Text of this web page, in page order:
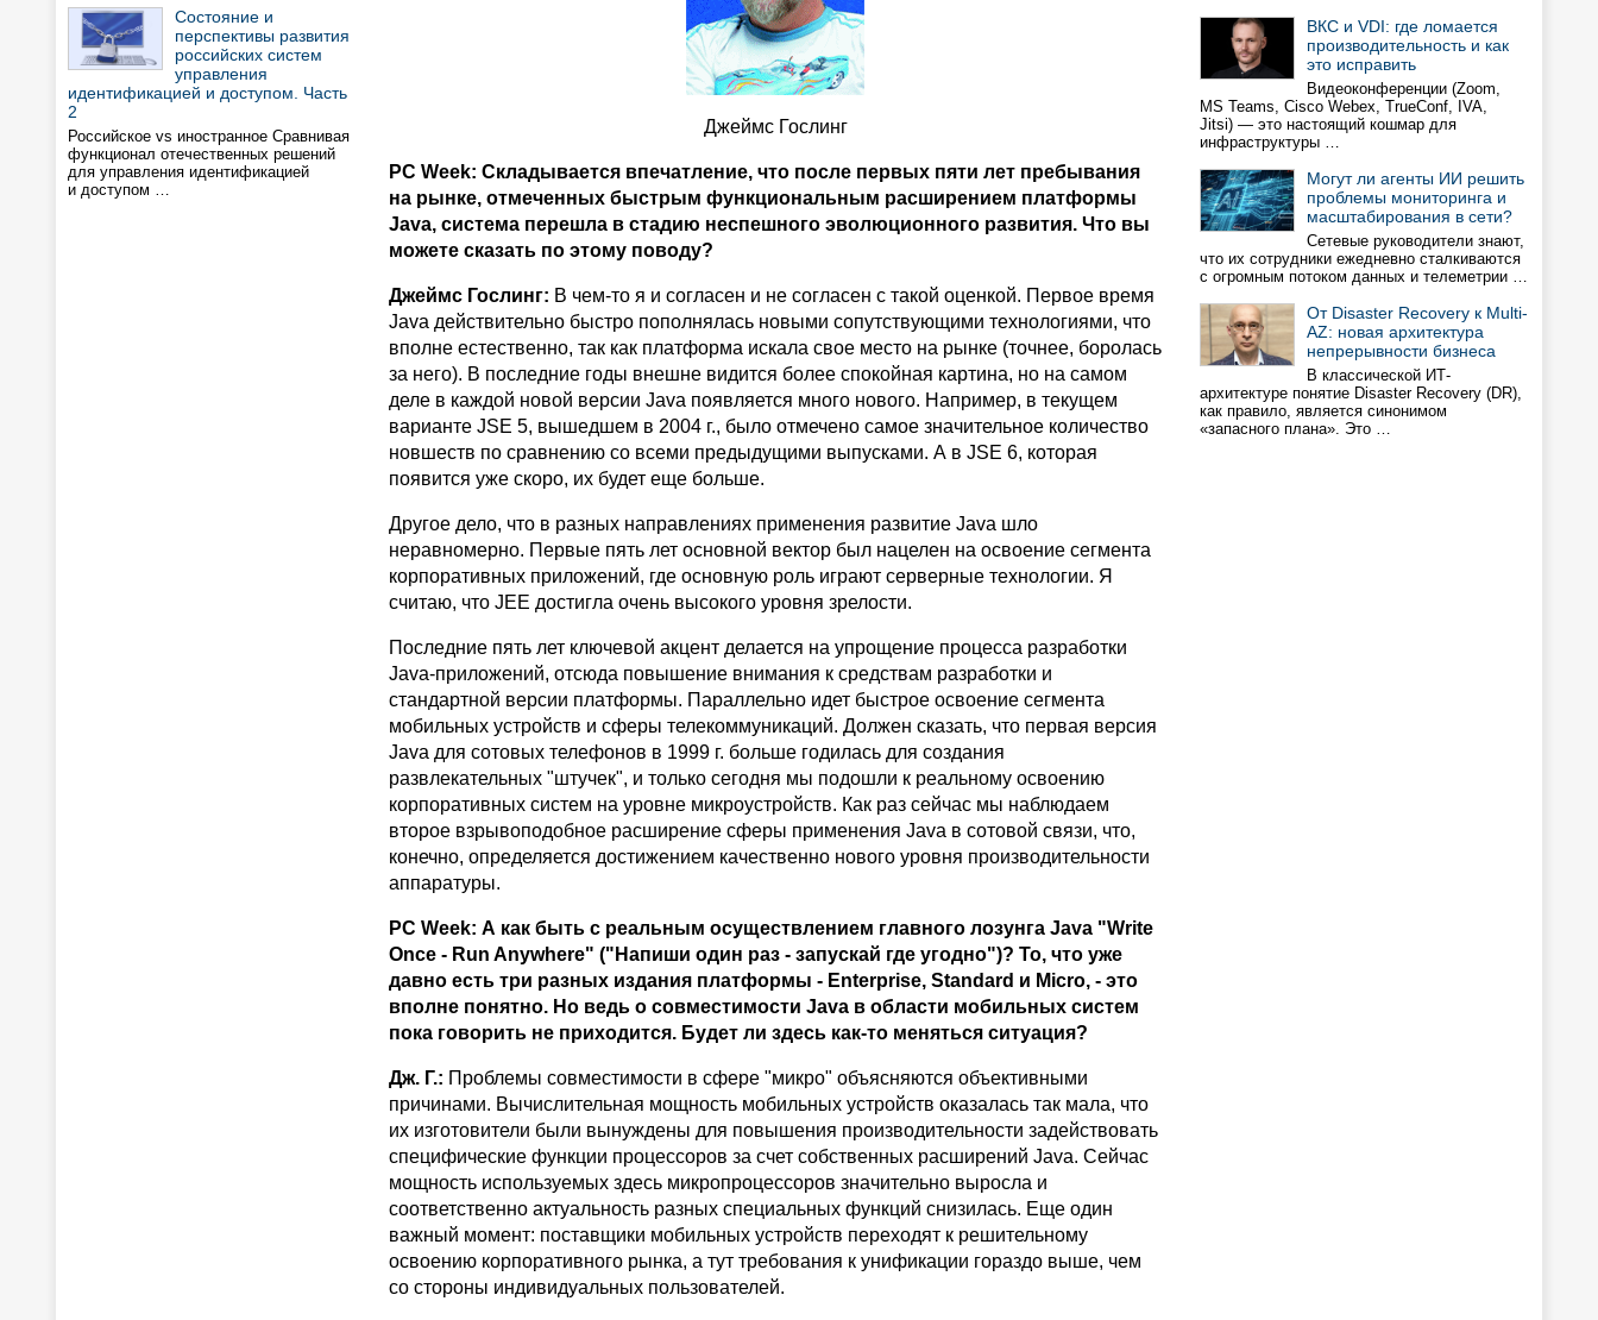
Состояние и
перспективы развития
российских систем
управления
идентификацией и доступом. Часть
2
Российское vs иностранное Сравнивая
функционал отечественных решений
для управления идентификацией
и доступом …
Джеймс Гослинг
PC Week: Складывается впечатление, что после первых пяти лет пребывания
на рынке, отмеченных быстрым функциональным расширением платформы
Java, система перешла в стадию неспешного эволюционного развития. Что вы
можете сказать по этому поводу?
Джеймс Гослинг: В чем-то я и согласен и не согласен с такой оценкой. Первое время
Java действительно быстро пополнялась новыми сопутствующими технологиями, что
вполне естественно, так как платформа искала свое место на рынке (точнее, боролась
за него). В последние годы внешне видится более спокойная картина, но на самом
деле в каждой новой версии Java появляется много нового. Например, в текущем
варианте JSE 5, вышедшем в 2004 г., было отмечено самое значительное количество
новшеств по сравнению со всеми предыдущими выпусками. А в JSE 6, которая
появится уже скоро, их будет еще больше.
Другое дело, что в разных направлениях применения развитие Java шло
неравномерно. Первые пять лет основной вектор был нацелен на освоение сегмента
корпоративных приложений, где основную роль играют серверные технологии. Я
считаю, что JEE достигла очень высокого уровня зрелости.
Последние пять лет ключевой акцент делается на упрощение процесса разработки
Java-приложений, отсюда повышение внимания к средствам разработки и
стандартной версии платформы. Параллельно идет быстрое освоение сегмента
мобильных устройств и сферы телекоммуникаций. Должен сказать, что первая версия
Java для сотовых телефонов в 1999 г. больше годилась для создания
развлекательных "штучек", и только сегодня мы подошли к реальному освоению
корпоративных систем на уровне микроустройств. Как раз сейчас мы наблюдаем
второе взрывоподобное расширение сферы применения Java в сотовой связи, что,
конечно, определяется достижением качественно нового уровня производительности
аппаратуры.
PC Week: А как быть с реальным осуществлением главного лозунга Java "Write
Once - Run Anywhere" ("Напиши один раз - запускай где угодно")? То, что уже
давно есть три разных издания платформы - Enterprise, Standard и Micro, - это
вполне понятно. Но ведь о совместимости Java в области мобильных систем
пока говорить не приходится. Будет ли здесь как-то меняться ситуация?
Дж. Г.: Проблемы совместимости в сфере "микро" объясняются объективными
причинами. Вычислительная мощность мобильных устройств оказалась так мала, что
их изготовители были вынуждены для повышения производительности задействовать
специфические функции процессоров за счет собственных расширений Java. Сейчас
мощность используемых здесь микропроцессоров значительно выросла и
соответственно актуальность разных специальных функций снизилась. Еще один
важный момент: поставщики мобильных устройств переходят к решительному
освоению корпоративного рынка, а тут требования к унификации гораздо выше, чем
со стороны индивидуальных пользователей.
ВКС и VDI: где ломается
производительность и как
это исправить
Видеоконференции (Zoom,
MS Teams, Cisco Webex, TrueConf, IVA,
Jitsi) — это настоящий кошмар для
инфраструктуры …
Могут ли агенты ИИ решить
проблемы мониторинга и
масштабирования в сети?
Сетевые руководители знают,
что их сотрудники ежедневно сталкиваются
с огромным потоком данных и телеметрии …
От Disaster Recovery к Multi-
AZ: новая архитектура
непрерывности бизнеса
В классической ИТ-
архитектуре понятие Disaster Recovery (DR),
как правило, является синонимом
«запасного плана». Это …